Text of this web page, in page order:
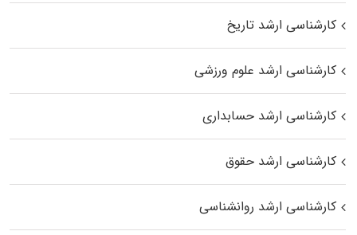
کارشناسی ارشد تاریخ
کارشناسی ارشد علوم ورزشی
کارشناسی ارشد حسابداری
کارشناسی ارشد حقوق
کارشناسی ارشد روانشناسی